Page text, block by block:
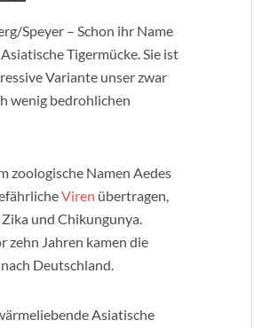
Speyer – Schon ihr Name
Tigermücke. Sie ist
Variante unser zwar
wenig bedrohlichen
zoologische Namen Aedes
Viren übertragen,
und Chikungunya.
zehn Jahren kamen die
Deutschland.
Asiatische